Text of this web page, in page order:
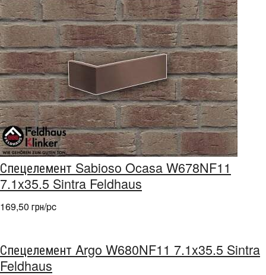
Спецелемент Sabioso Ocasa W678NF11
7.1x35.5 Sintra Feldhaus
169,50 грн/pc
Спецелемент Argo W680NF11 7.1x35.5 Sintra
Feldhaus